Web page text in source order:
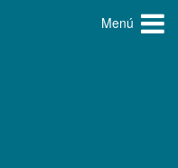
Menú